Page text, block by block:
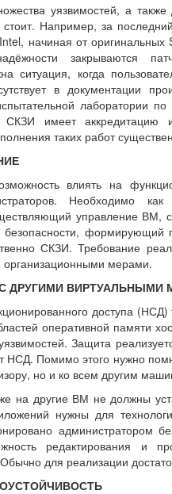
уязвимостей, а также
Например, за
начиная от
закрываются
ситуация, когда
в документации
лаборатории
СКЗИ имеет аккредитацию
таких работ
влиять на
Необходимо
управление ВМ,
безопасности,
СКЗИ. Требование
организационными мерами.
ДРУГИМИ
доступа
оперативной памяти
Защита
НСД. Помимо этого нужно
но и ко всем другим
на другие ВМ не должны
нужны для
администратором
редактирования и
для реализации